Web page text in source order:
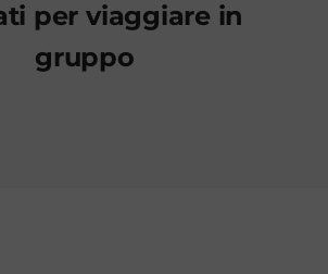
per viaggiare in
gruppo